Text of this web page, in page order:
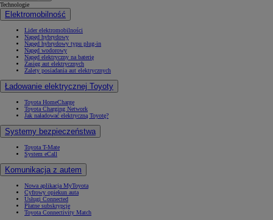
Technologie
Elektromobilność
Lider elektromobilności
Napęd hybrydowy
Napęd hybrydowy typu plug-in
Napęd wodorowy
Napęd elektryczny na baterię
Zasięg aut elektrycznych
Zalety posiadania aut elektrycznych
Ładowanie elektrycznej Toyoty
Toyota HomeCharge
Toyota Charging Network
Jak naładować elektryczną Toyotę?
Systemy bezpieczeństwa
Toyota T-Mate
System eCall
Komunikacja z autem
Nowa aplikacja MyToyota
Cyfrowy opiekun auta
Usługi Connected
Płatne subskrypcje
Toyota Connectivity Match